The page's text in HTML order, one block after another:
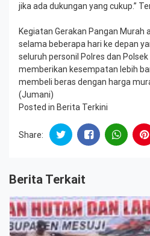
jika ada dukungan yang cukup.”
Kegiatan Gerakan Pangan Murah
selama beberapa hari ke depan
seluruh personil Polres dan
memberikan kesempatan lebih
membeli beras dengan harga
(Jumani)
Posted in Berita Terkini
Share:
Berita Terkait